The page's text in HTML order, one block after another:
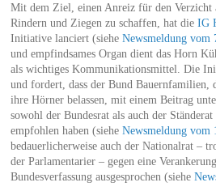
Mit dem Ziel, einen Anreiz für den Verzicht
Rindern und Ziegen zu schaffen, hat die IG
Initiative lanciert (siehe Newsmeldung vom
und empfindsames Organ dient das Horn
als wichtiges Kommunikationsmittel. Die
und fordert, dass der Bund Bauernfamilien,
ihre Hörner belassen, mit einem Beitrag
sowohl der Bundesrat als auch der
empfohlen haben (siehe Newsmeldung vom
bedauerlicherweise auch der Nationalrat –
der Parlamentarier – gegen eine
Bundesverfassung ausgesprochen (siehe